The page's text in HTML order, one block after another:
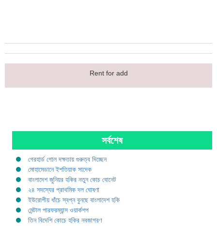
Rent for add
সর্বশেষ
গেরহার্ড গোল দক্ষতায় গুরুত্ব দিচ্ছেন
মোহামেডানে ইশতিয়াক সাদেক
বাংলাদেশ জুনিয়র হকির নতুন কোচ বোনেট
২৪ সদস্যের প্রাথমিক দল ঘোষণা
ইউরোপীয় ধাঁচে স্বপ্ন বুনছে বাংলাদেশ হকি
মেন্টাল পারফরম্যান্স ওয়ার্কশপ
তিন বিদেশি কোচে হকির নবজাগরণ